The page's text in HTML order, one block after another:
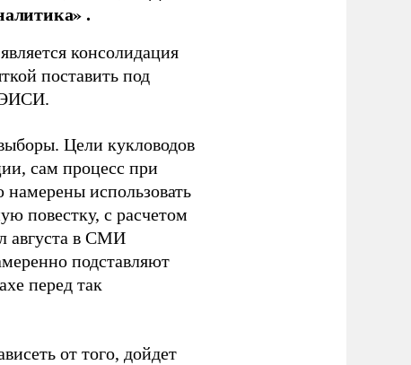
.
консолидация
поставить под
ЭИСИ.
Цели кукловодов
сам процесс при
использовать
повестку, с расчетом
августа в СМИ
подставляют
перед так
от того, дойдет